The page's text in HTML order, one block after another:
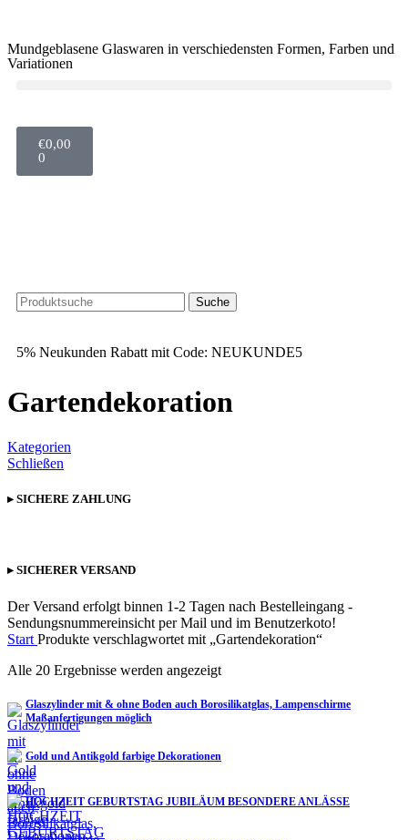
Mundgeblasene Glaswaren in verschiedensten Formen, Farben und
Variationen
€0,00
0
Suche
5% Neukunden Rabatt mit Code: NEUKUNDE5
Gartendekoration
Kategorien
Schließen
▸ SICHERE ZAHLUNG
▸ SICHERER VERSAND
Der Versand erfolgt binnen 1-2 Tagen nach Bestelleingang -
Sendungsnummereinsicht per Mail und im Benutzerkoto!
Start Produkte verschlagwortet mit „Gartendekoration“
Alle 20 Ergebnisse werden angezeigt
Glaszylinder mit & ohne Boden auch Borosilikatglas, Lampenschirme
Maßanfertigungen möglich
Gold und Antikgold farbige Dekorationen
HOCHZEIT GEBURTSTAG JUBILÄUM BESONDERE ANLÄSSE